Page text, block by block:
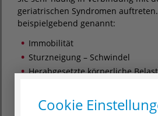
geriatrischen Syndromen
beispielgebend genannt:
Immobilität
Sturzneigung – Schwindel
Herabgesetzte körperliche
Kognitive Defizite
Denkstörungen)
Cookie